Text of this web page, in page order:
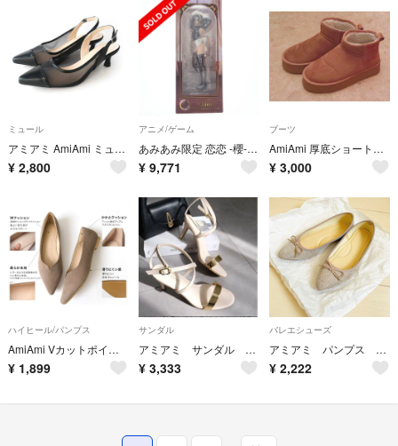
ミュール
アミアミ AmiAmi ミュール
¥ 2,800
アニメ/ゲーム
あみあみ限定 恋恋 -櫻- シオリ 競泳メイド 1/6 完成品 フィギュア 恋恋(コイコイ)
¥ 9,771
ブーツ
AmiAmi 厚底ショートムートンブーツ
¥ 3,000
ハイヒール/パンプス
AmiAmi Vカットポインテッドトゥパンプス
¥ 1,899
サンダル
アミアミ サンダル アンクルストラップ LL
¥ 3,333
バレエシューズ
アミアミ パンプス フラットシューズ バレエシューズ ポインテッドトゥ リボン
¥ 2,222